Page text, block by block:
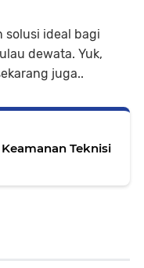
solusi ideal bagi
dewata. Yuk,
juga..
Teknisi